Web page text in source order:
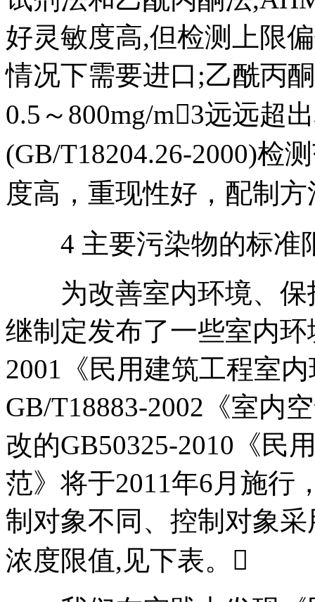
好灵敏度高,但检测上限
情况下需要进口;乙酰丙
0.5～800mg/m3远远超
(GB/T18204.26-2000)检
度高，重现性好，配制
4 主要污染物的标准
为改善室内环境、保
继制定发布了一些室内
2001《民用建筑工程室
GB/T18883-2002《室内
改的GB50325-2010《民
范》将于2011年6月施行
制对象不同、控制对象
浓度限值,见下表。